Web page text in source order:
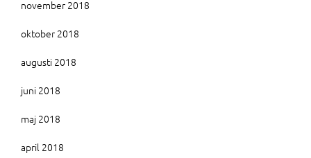
november 2018
oktober 2018
augusti 2018
juni 2018
maj 2018
april 2018